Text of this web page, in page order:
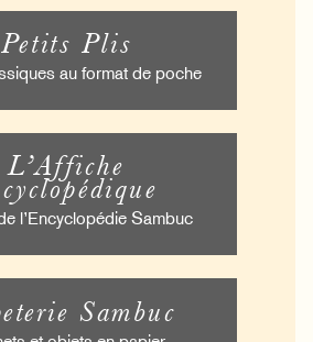
Petits Plis
au format de poche
L’Affiche
l’Encyclopédie Sambuc
Sambuc